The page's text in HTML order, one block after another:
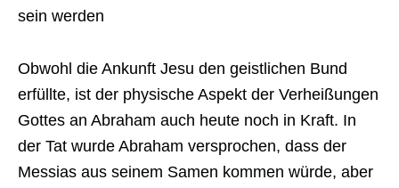
sein werden
Obwohl die Ankunft Jesu den geistlichen Bund
erfüllte, ist der physische Aspekt der Verheißungen
Gottes an Abraham auch heute noch in Kraft. In
der Tat wurde Abraham versprochen, dass der
Messias aus seinem Samen kommen würde, aber